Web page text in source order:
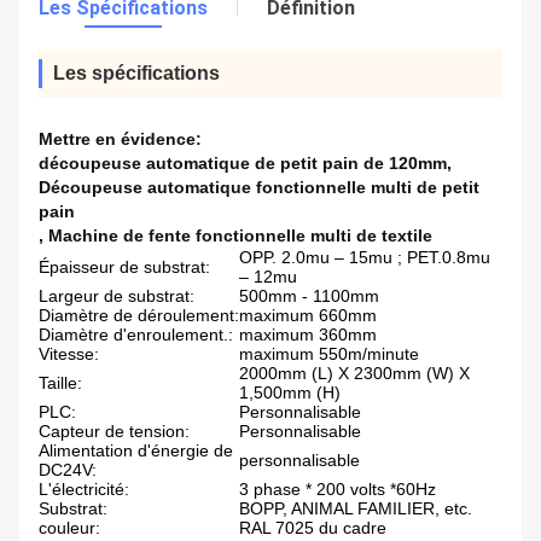
Les Spécifications Définition
Les spécifications
Mettre en évidence:
découpeuse automatique de petit pain de 120mm,
Découpeuse automatique fonctionnelle multi de petit
pain
, Machine de fente fonctionnelle multi de textile
Épaisseur de substrat:
OPP. 2.0mu – 15mu ; PET.0.8mu
– 12mu
Largeur de substrat:
500mm - 1100mm
Diamètre de déroulement:maximum 660mm
Diamètre d'enroulement.: maximum 360mm
Vitesse:
maximum 550m/minute
Taille:
2000mm (L) X 2300mm (W) X
1,500mm (H)
PLC:
Personnalisable
Capteur de tension:
Personnalisable
Alimentation d'énergie de
DC24V:
personnalisable
L'électricité:
3 phase * 200 volts *60Hz
Substrat:
BOPP, ANIMAL FAMILIER, etc.
couleur:
RAL 7025 du cadre